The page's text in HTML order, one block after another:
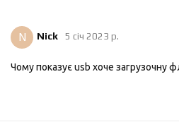
N Nick 5 січ 2023 р.
Чому показує usb хоче загрузочну